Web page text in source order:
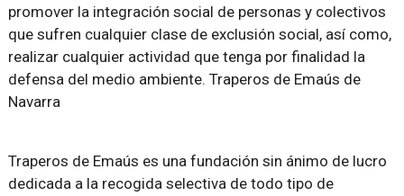
promover la integración social de personas y colectivos
que sufren cualquier clase de exclusión social, así como,
realizar cualquier actividad que tenga por finalidad la
defensa del medio ambiente. Traperos de Emaús de
Navarra
Traperos de Emaús es una fundación sin ánimo de lucro
dedicada a la recogida selectiva de todo tipo de